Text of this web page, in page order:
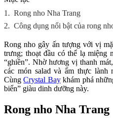
1. Rong nho Nha Trang
2. Công dụng nổi bật của rong
Rong nho gây ấn tượng với vị
trưng; thoạt đầu có thể lạ miệng
“ghiền”. Nhờ hương vị thanh
các món salad và ẩm thực
CùngCrystal Baykhám phá
biển” giàu dinh dưỡng này.
Rong nho Nha Trang